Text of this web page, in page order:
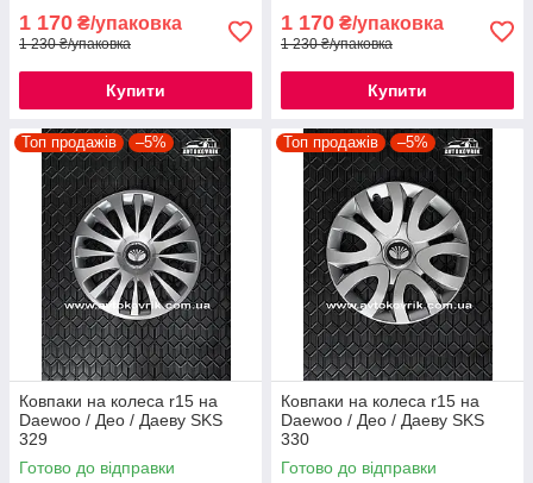
1 170 ₴/упаковка
1 230 ₴/упаковка
Купити
1 170 ₴/упаковка
1 230 ₴/упаковка
Купити
Топ продажів –5%
Ковпаки на колеса r15 на
Daewoo / Део / Даеву SKS
329
Готово до відправки
Топ продажів –5%
Ковпаки на колеса r15 на
Daewoo / Део / Даеву SKS
330
Готово до відправки